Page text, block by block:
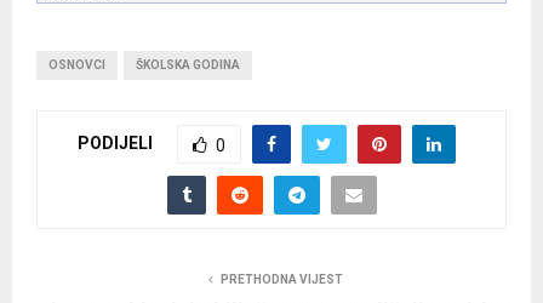
OSNOVCI ŠKOLSKA GODINA
PODIJELI 0
PRETHODNA VIJEST